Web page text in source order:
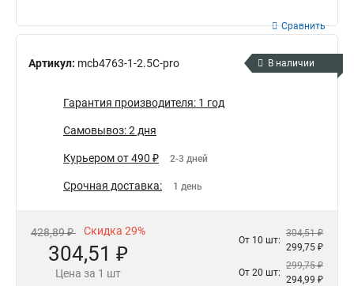
Артикул: mcb4763-1-2.5C-pro
Сравнить
В наличии
Гарантия производителя: 1 год
Самовывоз: 2 дня
Курьером от 490 ₽ 2-3 дней
Срочная доставка: 1 день
428,89 ₽ Скидка 29%
304,51 ₽
Цена за 1 шт
От 10 шт:
304,51 ₽
299,75 ₽
От 20 шт:
299,75 ₽
294,99 ₽